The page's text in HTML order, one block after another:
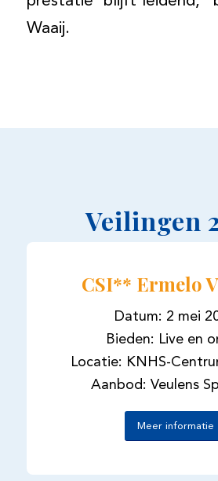
Waaij.
Veilingen
CSI** Ermelo
Datum: 2 mei
Bieden: Live en
Locatie: KNHS-
Aanbod: Veulens
Meer informatie